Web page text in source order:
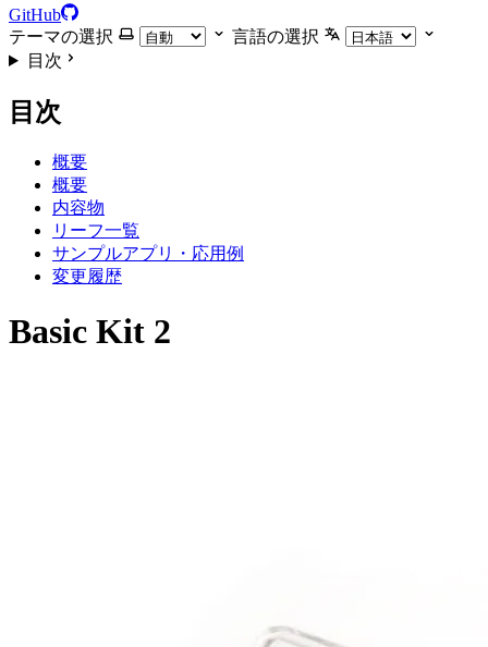
GitHub
テーマの選択
言語の選択
目次
目次
概要
概要
内容物
リーフ一覧
サンプルアプリ・応用例
変更履歴
Basic Kit 2